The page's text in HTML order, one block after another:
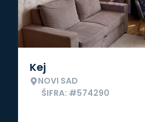
Kej
NOVI SAD
ŠIFRA: #574290